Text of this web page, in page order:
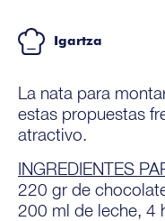
Igartza
La nata para
estas propuestas
atractivo.
INGREDIENTES
220 gr de
200 ml de leche, 4